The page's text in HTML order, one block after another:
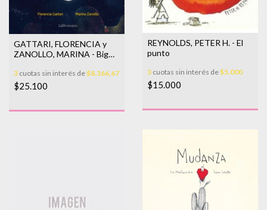
GATTARI, FLORENCIA y
ZANOLLO, MARINA - Big
3 cuotas sin interés de$8.366,67
$25.100
REYNOLDS, PETER H. - El
punto
3 cuotas sin interés de$5.000
$15.000